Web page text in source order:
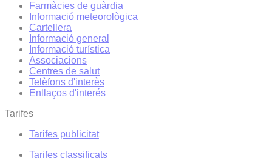
Farmàcies de guàrdia
Informació meteorològica
Cartellera
Informació general
Informació turística
Associacions
Centres de salut
Telèfons d'interès
Enllaços d'interés
Tarifes
Tarifes publicitat
Tarifes classificats